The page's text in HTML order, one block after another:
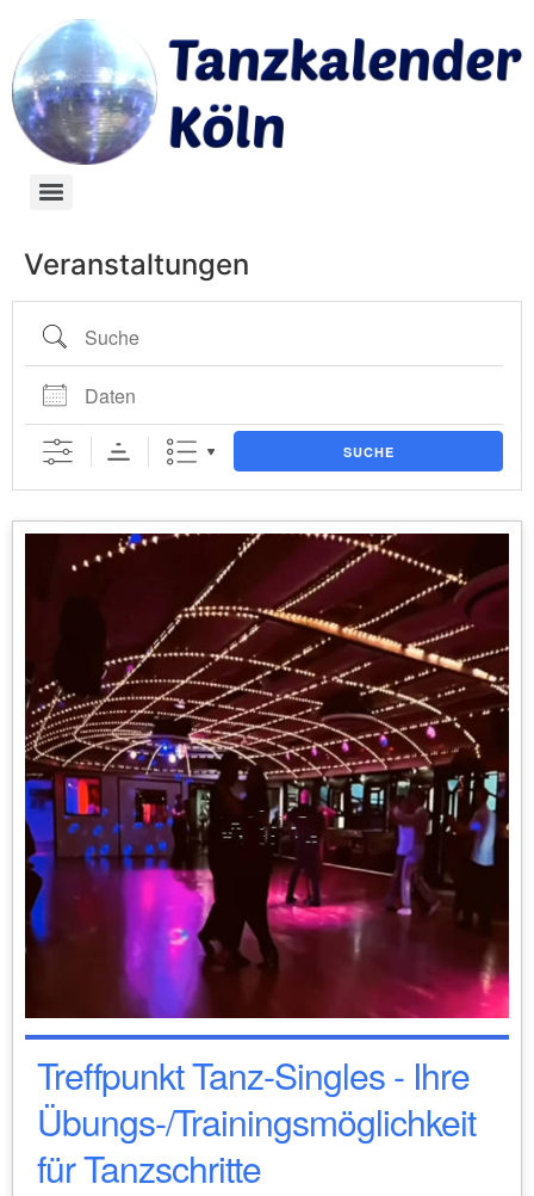
Veranstaltungen
SUCHE
Treffpunkt Tanz-Singles - Ihre
Übungs-/Trainingsmöglichkeit
für Tanzschritte